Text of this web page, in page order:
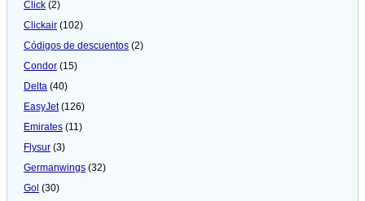
Click (2)
Clickair (102)
Códigos de descuentos (2)
Condor (15)
Delta (40)
EasyJet(126)
Emirates (11)
Flysur (3)
Germanwings (32)
Gol (30)